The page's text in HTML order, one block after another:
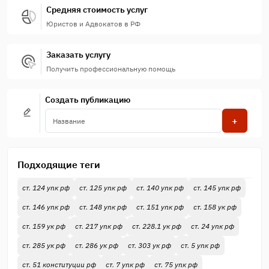
Средняя стоимость услуг
Юристов и Адвокатов в РФ
Заказать услугу
Получить профессиональную помощь
Создать публикацию
+
Подходящие теги
ст. 124 упк рф ст. 125 упк рф ст. 140 упк рф ст. 145 упк рф
ст. 146 упк рф ст. 148 упк рф ст. 151 упк рф ст. 158 ук рф
ст. 159 ук рф ст. 217 упк рф ст. 228.1 ук рф ст. 24 упк рф
ст. 285 ук рф ст. 286 ук рф ст. 303 ук рф ст. 5 упк рф
ст. 51 конституции рф ст. 7 упк рф ст. 75 упк рф